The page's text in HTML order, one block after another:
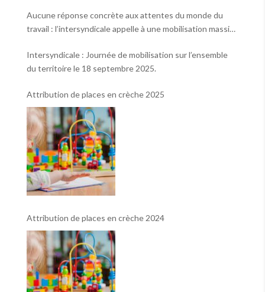
Aucune réponse concrète aux attentes du monde du
travail : l’intersyndicale appelle à une mobilisation massive
Intersyndicale : Journée de mobilisation sur l’ensemble
du territoire le 18 septembre 2025.
Attribution de places en crèche 2025
Attribution de places en crèche 2024